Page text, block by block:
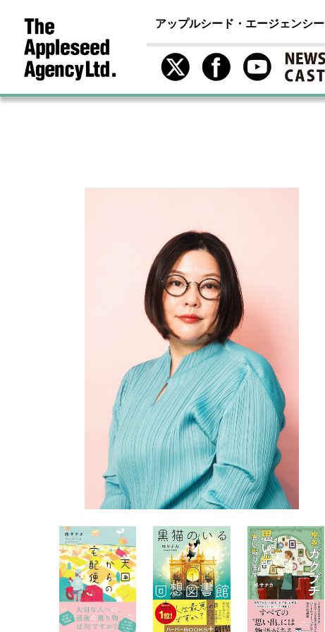
アップルシード・エージェンシー